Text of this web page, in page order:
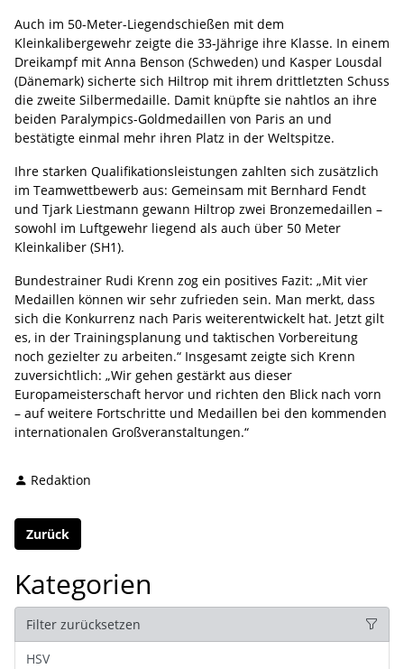
Auch im 50-Meter-Liegendschießen mit dem
Kleinkalibergewehr zeigte die 33-Jährige ihre Klasse. In einem
Dreikampf mit Anna Benson (Schweden) und Kasper Lousdal
(Dänemark) sicherte sich Hiltrop mit ihrem drittletzten Schuss
die zweite Silbermedaille. Damit knüpfte sie nahtlos an ihre
beiden Paralympics-Goldmedaillen von Paris an und
bestätigte einmal mehr ihren Platz in der Weltspitze.
Ihre starken Qualifikationsleistungen zahlten sich zusätzlich
im Teamwettbewerb aus: Gemeinsam mit Bernhard Fendt
und Tjark Liestmann gewann Hiltrop zwei Bronzemedaillen –
sowohl im Luftgewehr liegend als auch über 50 Meter
Kleinkaliber (SH1).
Bundestrainer Rudi Krenn zog ein positives Fazit: „Mit vier
Medaillen können wir sehr zufrieden sein. Man merkt, dass
sich die Konkurrenz nach Paris weiterentwickelt hat. Jetzt gilt
es, in der Trainingsplanung und taktischen Vorbereitung
noch gezielter zu arbeiten.“ Insgesamt zeigte sich Krenn
zuversichtlich: „Wir gehen gestärkt aus dieser
Europameisterschaft hervor und richten den Blick nach vorn
– auf weitere Fortschritte und Medaillen bei den kommenden
internationalen Großveranstaltungen.“
Redaktion
Zurück
Kategorien
Filter zurücksetzen
HSV